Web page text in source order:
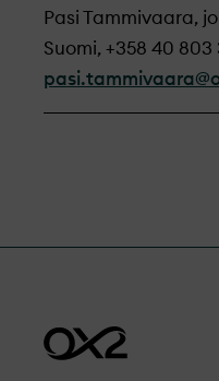
Pasi Tammivaara,
Suomi, +358 40 803